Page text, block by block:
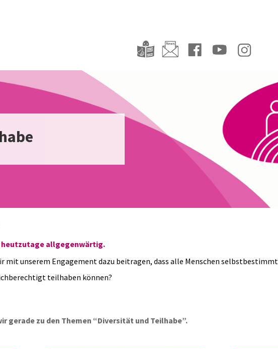
allgegenwärtig.
mit unserem Engagement dazu beitragen, dass alle Menschen selbstbestimmt
teilhaben können?
gerade zu den Themen “Diversität und Teilhabe”.